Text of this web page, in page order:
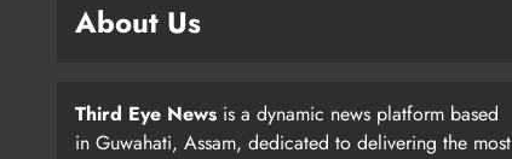
About Us
Third Eye News is a dynamic news platform based
in Guwahati, Assam, dedicated to delivering the most